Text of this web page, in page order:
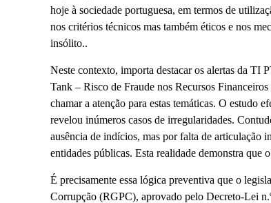
hoje à sociedade portuguesa, em termos de
nos critérios técnicos mas também éticos e nos
insólito..
Neste contexto, importa destacar os alertas da TI
Tank – Risco de Fraude nos Recursos
chamar a atenção para estas temáticas. O estudo
revelou inúmeros casos de irregularidades.
ausência de indícios, mas por falta de articulação
entidades públicas. Esta realidade demonstra que
É precisamente essa lógica preventiva que o
Corrupção (RGPC), aprovado pelo Decreto-Lei